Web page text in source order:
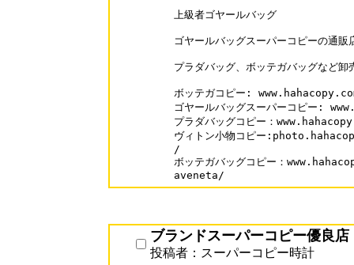
上級者ゴヤールバッグ
ゴヤールバッグスーパーコピーの通販
プラダバッグ、ボッテガバッグなど卸
ボッテガコピー:
ゴヤールバッグスーパーコピー:
プラダバッグコピー：
ヴィトン小物コピー
/
ボッテガバッグコピー：
aveneta/
ブランドスーパーコピー優良店
投稿者：スーパーコピー時計